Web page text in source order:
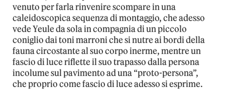
venuto per farla rinvenire scompare in una
caleidoscopica sequenza di montaggio, che adesso
vede Yeule da sola in compagnia di un piccolo
coniglio dai toni marroni che si nutre ai bordi della
fauna circostante al suo corpo inerme, mentre un
fascio di luce riflette il suo trapasso dalla persona
incolume sul pavimento ad una “proto-persona”,
che proprio come fascio di luce adesso si esprime.